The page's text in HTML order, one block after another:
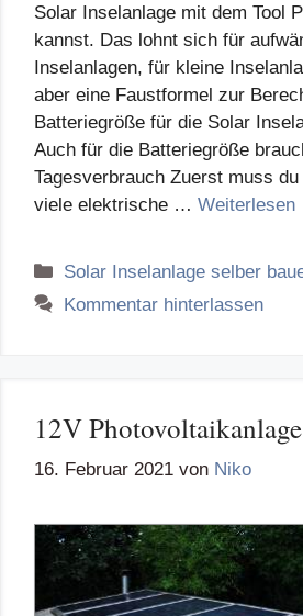
Solar Inselanlage mit dem Tool
kannst. Das lohnt sich für
Inselanlagen, für kleine
aber eine Faustformel zur
Batteriegröße für die Solar
Auch für die Batteriegröße
Tagesverbrauch Zuerst muss
viele elektrische … Weiterlesen
Kategorien
Solar Inselanlage selber
Kommentar hinterlassen
12V Photovoltaikanlage
16. Februar 2021 von Niko